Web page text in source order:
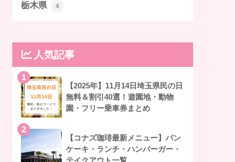
栃木県 4
人気記事
1
【2025年】11月14日埼玉県民の日
無料＆割引40選！遊園地・動物
園・フリー乗車券まとめ
2
【コナズ珈琲最新メニュー】パン
ケーキ・ランチ・ハンバーガー・
テイクアウト一覧